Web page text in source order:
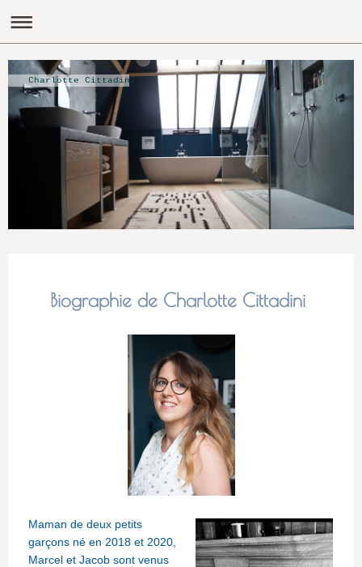
Charlotte Cittadini
Biographie de Charlotte Cittadini
Maman de deux petits
garçons né en 2018 et 2020,
Marcel et Jacob sont venus